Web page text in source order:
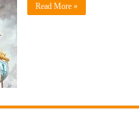
Read More »